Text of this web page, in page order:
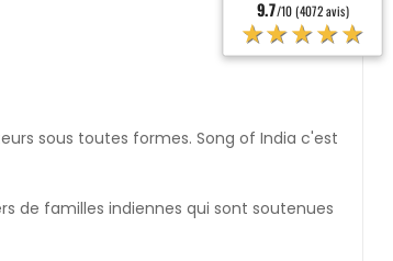
sous toutes formes. Song of India c'est
de familles indiennes qui sont soutenues
9.7/10 (4072 avis)
★★★★★